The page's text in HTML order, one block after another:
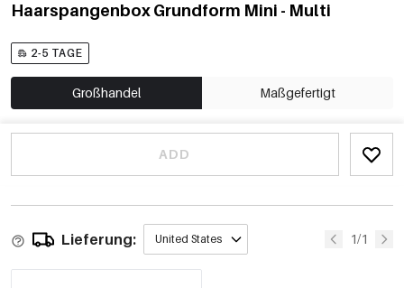
Haarspangenbox Grundform Mini - Multi
2-5 TAGE
Großhandel Maßgefertigt
ADD
Lieferung: United States 1/1